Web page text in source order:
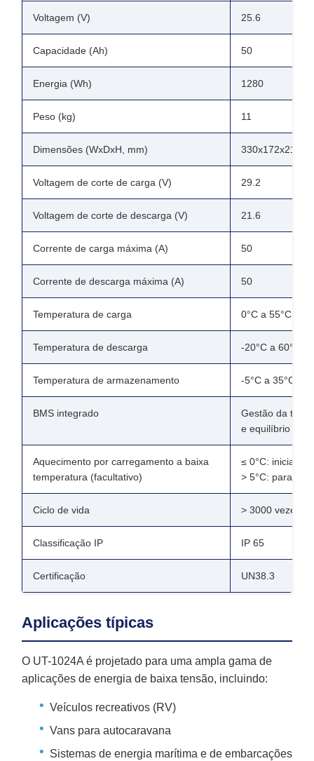
Voltagem (V) 25.6
Capacidade (Ah) 50
Energia (Wh) 1280
Peso (kg) 11
Dimensões (WxDxH, mm) 330x172x215,
Voltagem de corte de carga (V) 29.2
Voltagem de corte de descarga (V) 21.6
Corrente de carga máxima (A) 50
Corrente de descarga máxima (A) 50
Temperatura de carga 0°C a 55°C
Temperatura de descarga -20°C a 60°C
Temperatura de armazenamento -5°C a 35°C
BMS integrado
Gestão da
e equilíbrio das
Aquecimento por carregamento a baixa
temperatura (facultativo)
≤ 0°C: iniciar o
> 5°C: parar de
Ciclo de vida > 3000 vezes,
Classificação IP IP 65
Certificação UN38.3
Aplicações típicas
O UT-1024A é projetado para uma ampla gama de
aplicações de energia de baixa tensão, incluindo:
Veículos recreativos (RV)
Vans para autocaravana
Sistemas de energia marítima e de embarcações